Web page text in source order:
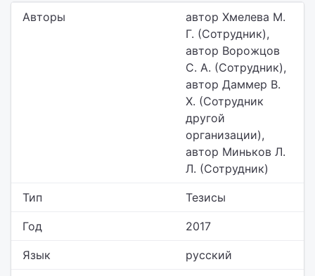
Авторы
автор Хмелева М.
Г. (Сотрудник),
автор Ворожцов
С. А. (Сотрудник),
автор Даммер В.
Х. (Сотрудник
другой
организации),
автор Миньков Л.
Л. (Сотрудник)
Тип Тезисы
Год 2017
Язык русский